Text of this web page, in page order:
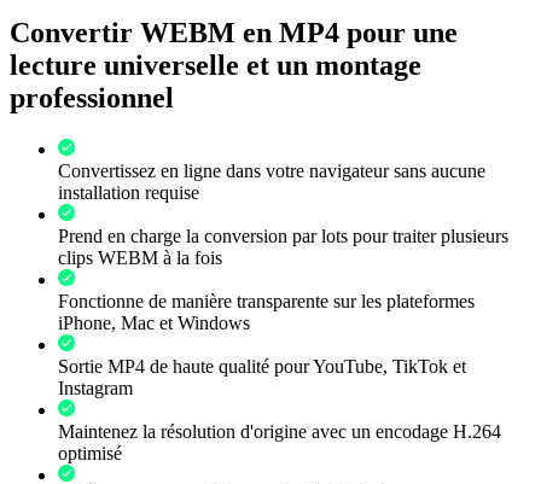
Convertir WEBM en MP4 pour une
lecture universelle et un montage
professionnel
Convertissez en ligne dans votre navigateur sans aucune
installation requise
Prend en charge la conversion par lots pour traiter plusieurs
clips WEBM à la fois
Fonctionne de manière transparente sur les plateformes
iPhone, Mac et Windows
Sortie MP4 de haute qualité pour YouTube, TikTok et
Instagram
Maintenez la résolution d'origine avec un encodage H.264
optimisé